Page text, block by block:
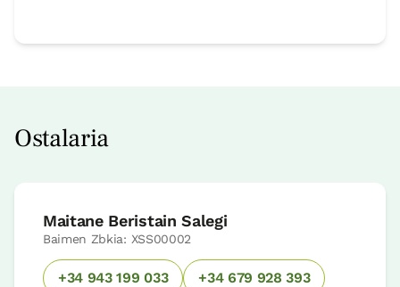
Ostalaria
Maitane Beristain Salegi
Baimen Zbkia: XSS00002
+34 943 199 033 +34 679 928 393